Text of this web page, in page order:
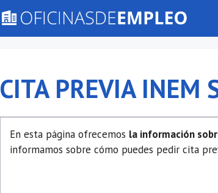
CITA PREVIA INEM
En esta página ofrecemos la información
informamos sobre cómo puedes pedir cita